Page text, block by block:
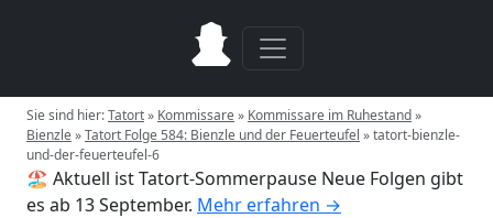
Sie sind hier:Tatort» Kommissare» Kommissare im Ruhestand»
Bienzle»Tatort Folge 584: Bienzle und der Feuerteufel »tatort-bienzle-
und-der-feuerteufel-6
🏖️ Aktuell ist Tatort-Sommerpause Neue Folgen gibt
es ab 13 September. Mehr erfahren →